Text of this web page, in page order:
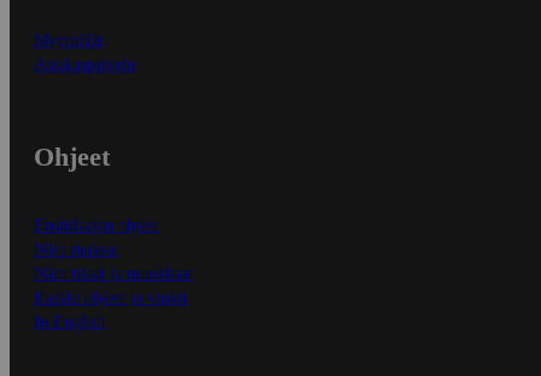
Myymälät
Asiakaspalvelu
Ohjeet
Ensitilaajan ohjeet
Näin maksat
Näin tilaat ja muokkaat
Kaikki ohjeet ja vinkit
In English